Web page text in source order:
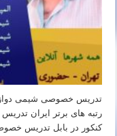
تدریس خصوصی شیمی
رتبه های برتر ایران
کنکور در بابل تدریس